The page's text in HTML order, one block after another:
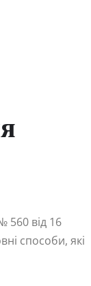
560 від 16
способи, які